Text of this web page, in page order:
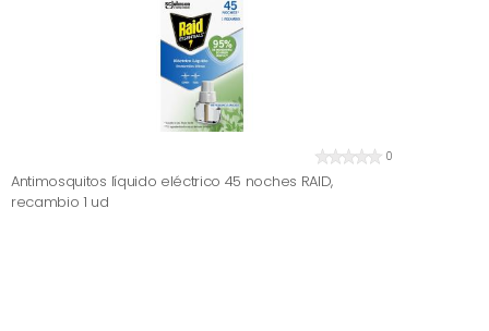
0
Antimosquitos líquido eléctrico 45 noches RAID,
recambio 1 ud